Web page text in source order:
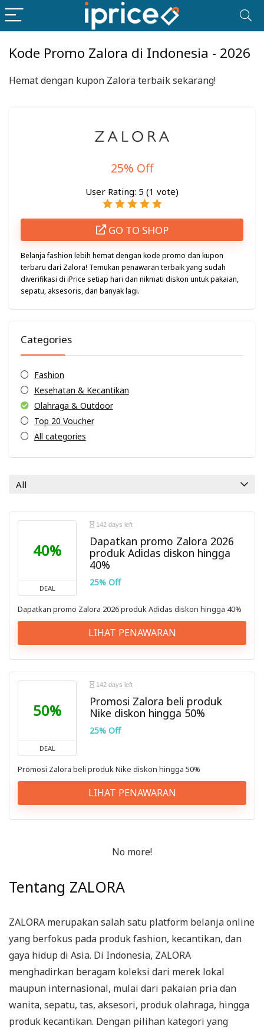
Kode Promo Zalora di Indonesia - 2026
Hemat dengan kupon Zalora terbaik sekarang!
25% Off
User Rating: 5 (1 vote)
GO TO SHOP
Belanja fashion lebih hemat dengan kode promo dan kupon
terbaru dari Zalora! Temukan penawaran terbaik yang sudah
diverifikasi di iPrice setiap hari dan nikmati diskon untuk pakaian,
sepatu, aksesoris, dan banyak lagi.
Categories
Fashion
Kesehatan & Kecantikan
Olahraga & Outdoor
Top 20 Voucher
All categories
All
40%
DEAL
142 days left
Dapatkan promo Zalora 2026
produk Adidas diskon hingga
40%
25% Off
Dapatkan promo Zalora 2026 produk Adidas diskon hingga 40%
LIHAT PENAWARAN
50%
DEAL
142 days left
Promosi Zalora beli produk
Nike diskon hingga 50%
25% Off
Promosi Zalora beli produk Nike diskon hingga 50%
LIHAT PENAWARAN
No more!
Tentang ZALORA
ZALORA merupakan salah satu platform belanja online
yang berfokus pada produk fashion, kecantikan, dan
gaya hidup di Asia. Di Indonesia, ZALORA
menghadirkan beragam koleksi dari merek lokal
maupun internasional, mulai dari pakaian pria dan
wanita, sepatu, tas, aksesori, produk olahraga, hingga
produk kecantikan. Dengan pilihan kategori yang